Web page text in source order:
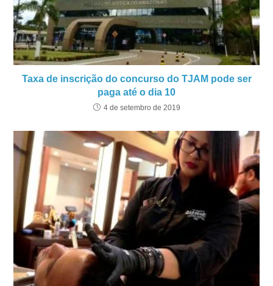
Taxa de inscrição do concurso do TJAM pode ser
paga até o dia 10
4 de setembro de 2019